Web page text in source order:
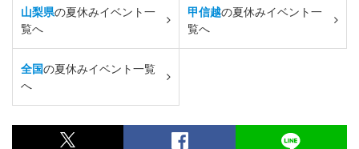
山梨県の夏休みイベント一
覧へ
甲信越の夏休みイベント一
覧へ
全国の夏休みイベント一覧
へ